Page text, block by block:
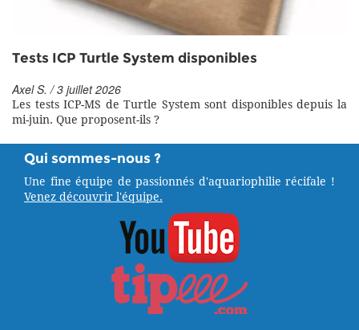
Tests ICP Turtle System disponibles
Axel S. / 3 juillet 2026
Les tests ICP-MS de Turtle System sont disponibles depuis la
mi-juin. Que proposent-ils ?
Qui sommes-nous ?
Une fine équipe de passionnés d'aquariophilie récifale !
Venez découvrir l'équipe.